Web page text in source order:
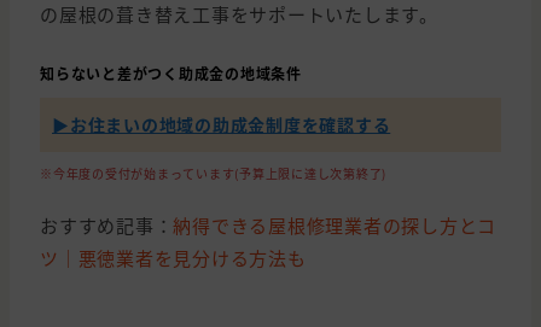
の屋根の葺き替え工事をサポートいたします。
知らないと差がつく助成金の地域条件
▶︎お住まいの地域の助成金制度を確認する
※今年度の受付が始まっています(予算上限に達し次第終了)
おすすめ記事：納得できる屋根修理業者の探し方とコ
ツ｜悪徳業者を見分ける方法も